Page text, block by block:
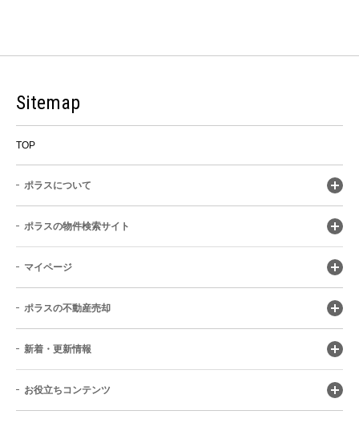
Sitemap
TOP
ポラスについて
ポラスの物件検索サイト
マイページ
ポラスの不動産売却
新着・更新情報
お役立ちコンテンツ